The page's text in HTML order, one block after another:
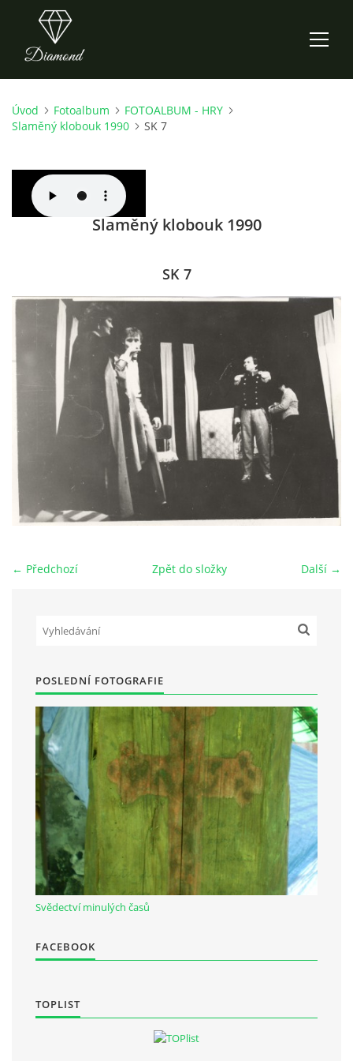
ÚVOD
O NÁS
CO NOVÉHO ZKOUŠÍME
KDY, KDE A CO HRAJEME
HRY OD ROKU 1973
VIDEOZÁZNAMY Z HER
FOTOALBUM
MÍSTO PRO VAŠE VZKAZY!!
DOKUMENTY OVJK
Občanská vzdělávací jednota "Komenský" v Choceradech z.s.
Chocerady 4
257 24 Chocerady
IČ: 498 28 614
Kontaktní osoba:
Mgr. Miroslava Cinkeisová
723 967 851
Úvod Fotoalbum
FOTOALBUM - HRY
Slaměný klobouk 1990
SK 7
Slaměný klobouk 1990
SK 7
← Předchozí Další →
Zpět do složky
POSLEDNÍ FOTOGRAFIE
Svědectví minulých časů
FACEBOOK
TOPLIST